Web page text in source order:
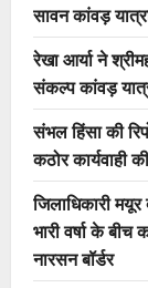
सावन कांवड़
रेखा आर्या ने
संकल्प कांवड़
संभल हिंसा की
कठोर कार्यवाही
जिलाधिकारी
भारी वर्षा के
नारसन बॉर्डर